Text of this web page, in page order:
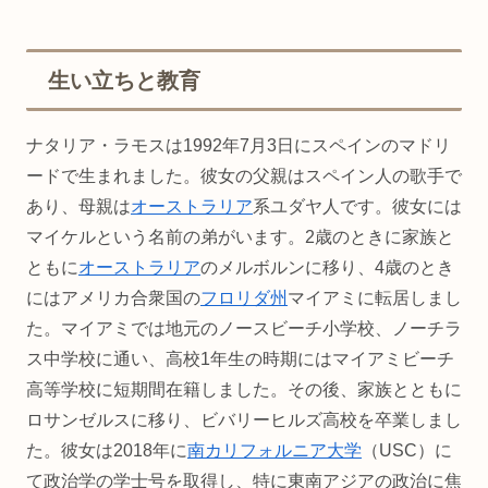
生い立ちと教育
ナタリア・ラモスは1992年7月3日にスペインのマドリ
ードで生まれました。彼女の父親はスペイン人の歌手で
あり、母親はオーストラリア系ユダヤ人です。彼女には
マイケルという名前の弟がいます。2歳のときに家族と
ともにオーストラリアのメルボルンに移り、4歳のとき
にはアメリカ合衆国のフロリダ州 マイアミに転居しまし
た。マイアミでは地元のノースビーチ小学校、ノーチラ
ス中学校に通い、高校1年生の時期にはマイアミビーチ
高等学校に短期間在籍しました。その後、家族とともに
ロサンゼルスに移り、ビバリーヒルズ高校を卒業しまし
た。彼女は2018年に南カリフォルニア大学 （USC）に
て政治学の学士号を取得し、特に東南アジアの政治に焦